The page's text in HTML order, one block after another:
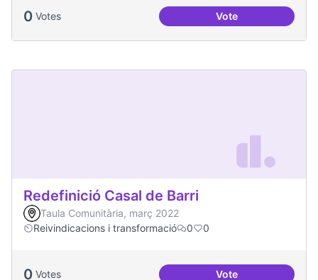
0 Votes VoteSalut Comunitària
Redefinició Casal de Barri
Taula Comunitària, març 2022
Reivindicacions i transformació
0 0
0 Votes Vote